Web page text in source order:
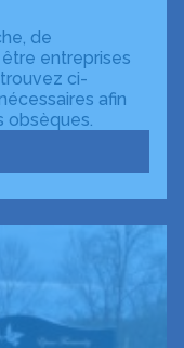
de
entreprises
ci-
afin
obsèques.